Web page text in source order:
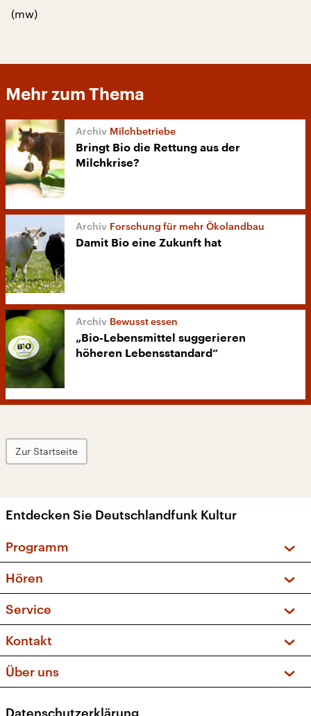
(mw)
Mehr zum Thema
Milchbetriebe
Bringt Bio die Rettung aus der
Milchkrise?
Forschung für mehr Ökolandbau
Damit Bio eine Zukunft hat
Bewusst essen
„Bio-Lebensmittel suggerieren
höheren Lebensstandard“
Zur Startseite
Entdecken Sie Deutschlandfunk Kultur
Programm
Sendungen und Podcasts
Musikliste
Kakadu – Das Kinderprogramm
Hören
Frequenzen (UKW + DAB+)
Service
FAQ
Apps
Newsletter
Kontakt
Social Media
Über uns
Datenschutzerklärung